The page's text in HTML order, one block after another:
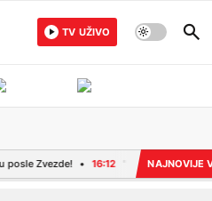
TV UŽIVO
16:12 "Spavanje s kolegom je recept
NAJNOVIJE